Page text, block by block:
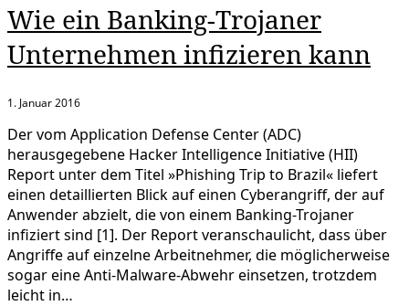
Wie ein Banking-Trojaner
Unternehmen infizieren kann
1. Januar 2016
Der vom Application Defense Center (ADC)
herausgegebene Hacker Intelligence Initiative (HII)
Report unter dem Titel »Phishing Trip to Brazil« liefert
einen detaillierten Blick auf einen Cyberangriff, der auf
Anwender abzielt, die von einem Banking-Trojaner
infiziert sind [1]. Der Report veranschaulicht, dass über
Angriffe auf einzelne Arbeitnehmer, die möglicherweise
sogar eine Anti-Malware-Abwehr einsetzen, trotzdem
leicht in…